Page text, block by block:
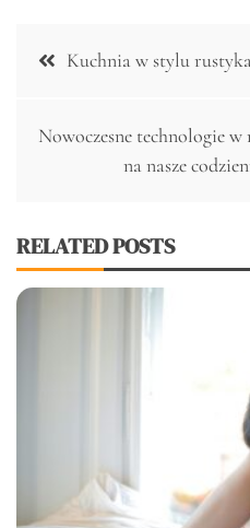
Nawigacja
Kuchnia w stylu
Nowoczesne technologie
na nasze
RELATED POSTS